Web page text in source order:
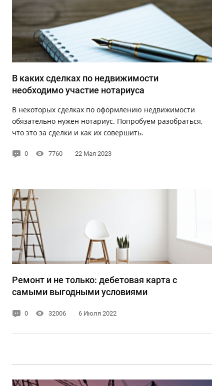
В каких сделках по недвижимости
необходимо участие нотариуса
В некоторых сделках по оформлению недвижимости
обязательно нужен нотариус. Попробуем разобраться,
что это за сделки и как их совершить.
0 7760 22 Мая 2023
Ремонт и не только: дебетовая карта с
самыми выгодными условиями
0 32006 6 Июля 2022